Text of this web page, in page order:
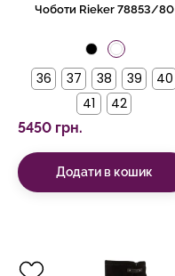
Чоботи Rieker 78853/80
36 37 38 39
40
41
42
5450 грн.
Додати в кошик